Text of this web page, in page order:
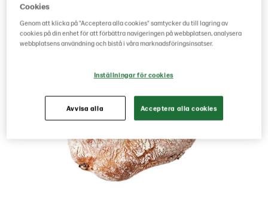
Cookies
Genom att klicka på "Acceptera alla cookies" samtycker du till lagring av
cookies på din enhet för att förbättra navigeringen på webbplatsen, analysera
webbplatsens användning och bistå i våra marknadsföringsinsatser.
Inställningar för cookies
Avvisa alla Acceptera alla cookies